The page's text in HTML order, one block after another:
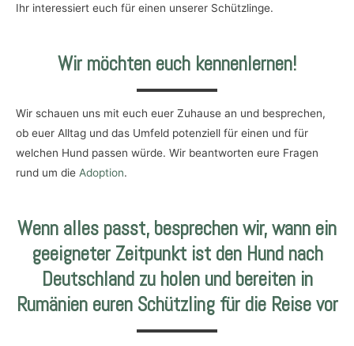
Ihr interessiert euch für einen unserer Schützlinge.
Wir möchten euch kennenlernen!
Wir schauen uns mit euch euer Zuhause an und besprechen,
ob euer Alltag und das Umfeld potenziell für einen und für
welchen Hund passen würde. Wir beantworten eure Fragen
rund um die Adoption.
Wenn alles passt, besprechen wir, wann ein
geeigneter Zeitpunkt ist den Hund nach
Deutschland zu holen und bereiten in
Rumänien euren Schützling für die Reise vor